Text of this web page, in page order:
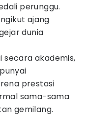
perunggu.
ajang
dunia
secara akademis,
prestasi
sama-sama
gemilang.